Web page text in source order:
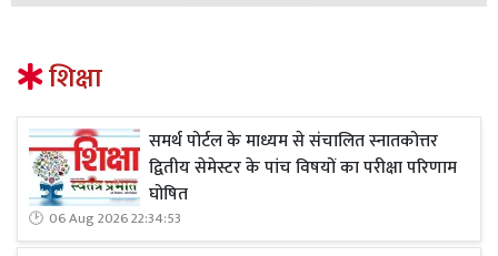
शिक्षा
समर्थ पोर्टल के माध्यम से संचालित स्नातकोत्तर
द्वितीय सेमेस्टर के पांच विषयों का परीक्षा परिणाम
घोषित
06 Aug 2026 22:34:53